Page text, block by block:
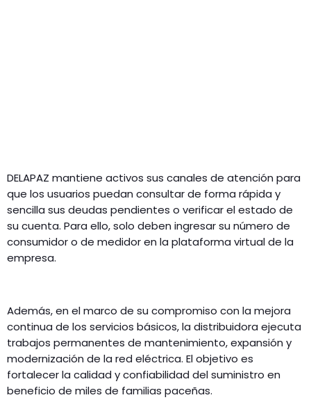
DELAPAZ mantiene activos sus canales de atención para
que los usuarios puedan consultar de forma rápida y
sencilla sus deudas pendientes o verificar el estado de
su cuenta. Para ello, solo deben ingresar su número de
consumidor o de medidor en la plataforma virtual de la
empresa.
Además, en el marco de su compromiso con la mejora
continua de los servicios básicos, la distribuidora ejecuta
trabajos permanentes de mantenimiento, expansión y
modernización de la red eléctrica. El objetivo es
fortalecer la calidad y confiabilidad del suministro en
beneficio de miles de familias paceñas.